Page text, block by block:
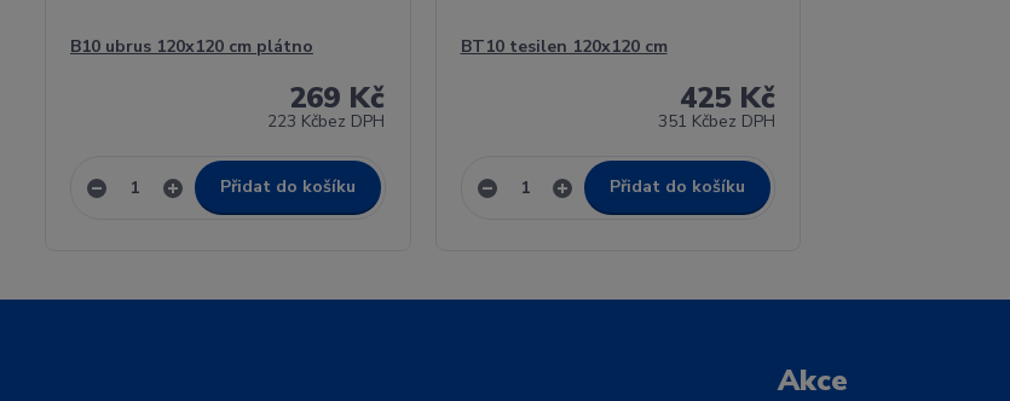
B10 ubrus 120x120 cm plátno
269 Kč
223 Kčbez DPH
Přidat do košíku
BT10 tesilen 120x120 cm
425 Kč
351 Kčbez DPH
Přidat do košíku
Akce